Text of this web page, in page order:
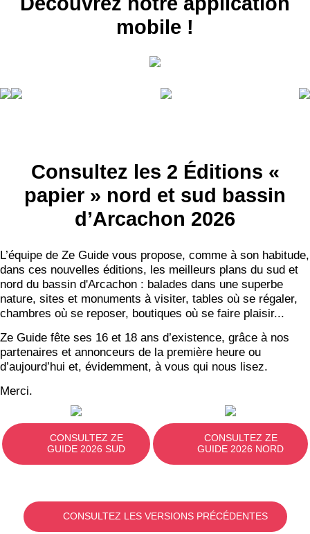
mobile !
Consultez les 2 Éditions «
papier » nord et sud bassin
d’Arcachon 2026
L’équipe de Ze Guide vous propose, comme à son habitude,
dans ces nouvelles éditions, les meilleurs plans du sud et
nord du bassin d'Arcachon : balades dans une superbe
nature, sites et monuments à visiter, tables où se régaler,
chambres où se reposer, boutiques où se faire plaisir...
Ze Guide fête ses 16 et 18 ans d’existence, grâce à nos
partenaires et annonceurs de la première heure ou
d’aujourd’hui et, évidemment, à vous qui nous lisez.
Merci.
CONSULTEZ ZE
GUIDE 2026 SUD
CONSULTEZ ZE
GUIDE 2026 NORD
CONSULTEZ LES VERSIONS PRÉCÉDENTES